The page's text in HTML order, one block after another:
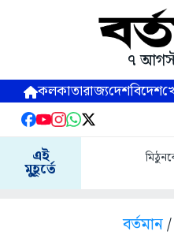
৭
কলকাতারাজ্যদেশবিদেশ
এই
মুহূর্তে
বর্তমান/